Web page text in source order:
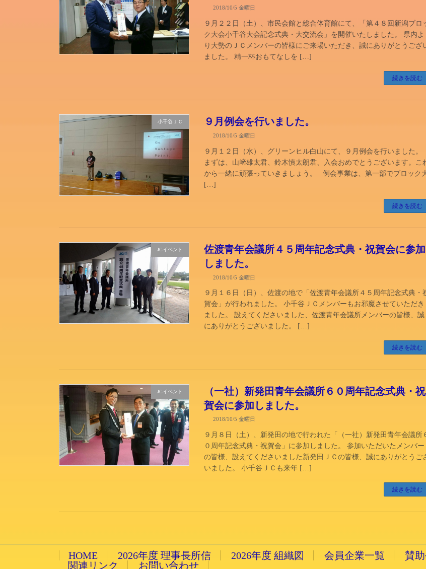
2018/10/5 金曜日
９月２２日（土）、市民会館と総合体育館にて、「第４８回新潟ブロ
ク大会小千谷大会記念式典・大交流会」を開催いたしました。 県内よ
り大勢のＪＣメンバーの皆様にご来場いただき、誠にありがとうござ
ました。 精一杯おもてなしを […]
続きを読む
小千谷ＪＣ ９月例会を行いました。
2018/10/5 金曜日
９月１２日（水）、グリーンヒル白山にて、９月例会を行いました。
まずは、山﨑雄太君、鈴木慎太朗君、入会おめでとうございます。こ
から一緒に頑張っていきましょう。 例会事業は、第一部でブロック
[…]
続きを読む
JCイベント
佐渡青年会議所４５周年記念式典・祝賀会に参加
しました。
2018/10/5 金曜日
９月１６日（日）、佐渡の地で「佐渡青年会議所４５周年記念式典・
賀会」が行われました。 小千谷ＪＣメンバーもお邪魔させていただき
ました。 設えてくださいました、佐渡青年会議所メンバーの皆様、誠
にありがとうございました。 […]
続きを読む
JCイベント
（一社）新発田青年会議所６０周年記念式典・祝
賀会に参加しました。
2018/10/5 金曜日
９月８日（土）、新発田の地で行われた「（一社）新発田青年会議所
０周年記念式典・祝賀会」に参加しました。 参加いただいたメンバー
の皆様、設えてくださいました新発田ＪＣの皆様、誠にありがとうご
いました。 小千谷ＪＣも来年 […]
続きを読む
HOME 2026年度 理事長所信 2026年度 組織図 会員企業一覧 賛
関連リンク
お問い合わせ